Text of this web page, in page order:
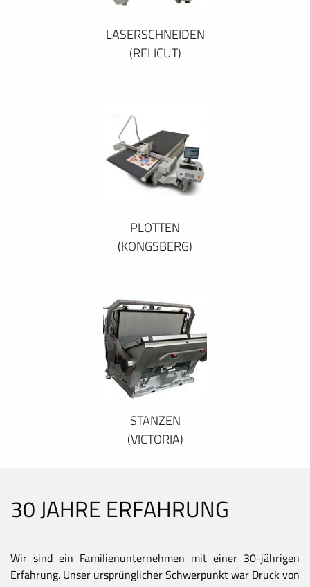
LASERSCHNEIDEN
(RELICUT)
PLOTTEN
(KONGSBERG)
STANZEN
(VICTORIA)
30 JAHRE ERFAHRUNG
Wir sind ein Familienunternehmen mit einer 30-jährigen
Erfahrung. Unser ursprünglicher Schwerpunkt war Druck von